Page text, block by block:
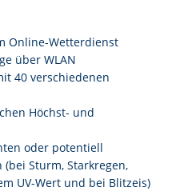
Online-Wetterdienst
über WLAN
40 verschiedenen
Höchst- und
oder potentiell
Sturm, Starkregen,
UV-Wert und bei Blitzeis)